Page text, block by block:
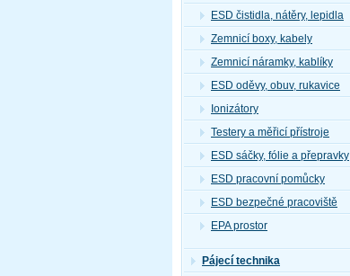
ESD čistidla, nátěry, lepidla
Zemnicí boxy, kabely
Zemnicí náramky, kablíky
ESD oděvy, obuv, rukavice
Ionizátory
Testery a měřicí přístroje
ESD sáčky, fólie a přepravky
ESD pracovní pomůcky
ESD bezpečné pracoviště
EPA prostor
Pájecí technika